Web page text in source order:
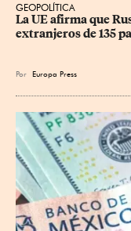
GEOPOLÍTICA
La UE afirma que
extranjeros de 135
Por Europa Press